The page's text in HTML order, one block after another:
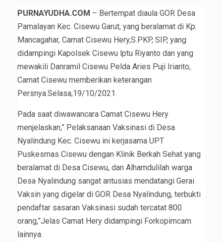
PURNAYUDHA.COM – Bertempat diaula GOR Desa
Pamalayan Kec. Cisewu Garut, yang beralamat di Kp.
Mancagahar, Camat Cisewu Hery,S.PKP, SIP, yang
didampingi Kapolsek Cisewu lptu Riyanto dan yang
mewakili Danramil Cisewu Pelda Aries Puji Irianto,
Camat Cisewu memberikan keterangan
Persnya.Selasa,19/10/2021.
Pada saat diwawancara Camat Cisewu Hery
menjelaskan,” Pelaksanaan Vaksinasi di Desa
Nyalindung Kec. Cisewu ini kerjasama UPT
Puskesmas Cisewu dengan Klinik Berkah Sehat yang
beralamat di Desa Cisewu, dan Alhamdulilah warga
Desa Nyalindung sangat antusias mendatangi Gerai
Vaksin yang digelar di GOR Desa Nyalindung, terbukti
pendaftar sasaran Vaksinasi sudah tercatat 800
orang,”Jelas Camat Hery didampingi Forkopimcam
lainnya.